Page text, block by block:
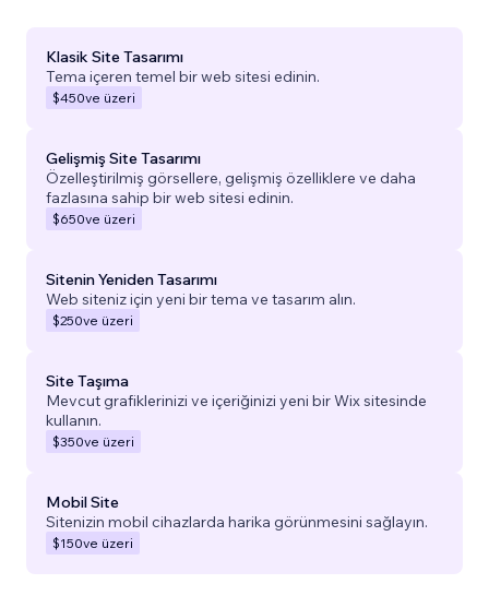
Klasik Site Tasarımı
Tema içeren temel bir web sitesi edinin.
$450ve üzeri
Gelişmiş Site Tasarımı
Özelleştirilmiş görsellere, gelişmiş özelliklere ve daha
fazlasına sahip bir web sitesi edinin.
$650ve üzeri
Sitenin Yeniden Tasarımı
Web siteniz için yeni bir tema ve tasarım alın.
$250ve üzeri
Site Taşıma
Mevcut grafiklerinizi ve içeriğinizi yeni bir Wix sitesinde
kullanın.
$350ve üzeri
Mobil Site
Sitenizin mobil cihazlarda harika görünmesini sağlayın.
$150ve üzeri